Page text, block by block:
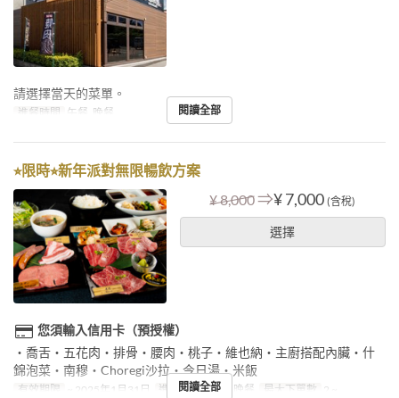
請選擇當天的菜單。
進餐時間 午餐, 晚餐 閱讀全部
⭐︎限時⭐︎新年派對無限暢飲方案
¥ 8,000⇒¥ 7,000 (含稅)
選擇
您須輸入信用卡（預授權）
・喬舌・五花肉・排骨・腰肉・桃子・維也納・主廚搭配內臟・什
錦泡菜・南穆・Choregi沙拉・今日湯・米飯
有效期限 ~ 2025年1月31日 進餐時間 午餐, 晚餐 最大下單數 2 ~
閱讀全部